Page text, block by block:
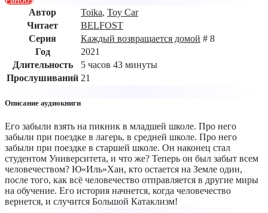
Автор
Toika, Toy Car
Читает
BELFOST
Серия
Каждый возвращается домой # 8
Год
2021
Длительность
5 часов 43 минуты
Прослушиваний 21
Описание аудиокниги
Его забыли взять на пикник в младшей школе. Про него
забыли при поездке в лагерь, в средней школе. Про него
забыли при поездке в старшей школе. Он наконец стал
студентом Университета, и что же? Теперь он был забыт всем
человечеством? Ю«Иль»Хан, кто остается на Земле один,
после того, как всё человечество отправляется в другие миры
на обучение. Его история начнется, когда человечество
вернется, и случится Большой Катаклизм!